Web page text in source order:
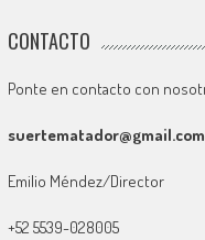
CONTACTO
Ponte en contacto con
suertematador@gmail.com
Emilio Méndez/Director
+52 5539-028005